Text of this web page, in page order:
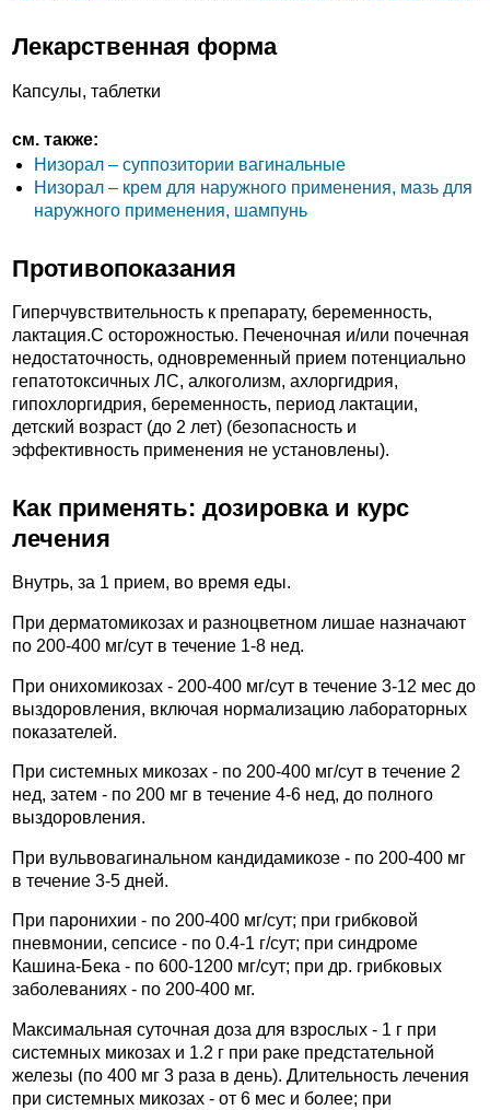
Лекарственная форма
Капсулы, таблетки
см. также:
Низорал – суппозитории вагинальные
Низорал – крем для наружного применения, мазь для
наружного применения, шампунь
Противопоказания
Гиперчувствительность к препарату, беременность,
лактация.C осторожностью. Печеночная и/или почечная
недостаточность, одновременный прием потенциально
гепатотоксичных ЛС, алкоголизм, ахлоргидрия,
гипохлоргидрия, беременность, период лактации,
детский возраст (до 2 лет) (безопасность и
эффективность применения не установлены).
Как применять: дозировка и курс
лечения
Внутрь, за 1 прием, во время еды.
При дерматомикозах и разноцветном лишае назначают
по 200-400 мг/сут в течение 1-8 нед.
При онихомикозах - 200-400 мг/сут в течение 3-12 мес до
выздоровления, включая нормализацию лабораторных
показателей.
При системных микозах - по 200-400 мг/сут в течение 2
нед, затем - по 200 мг в течение 4-6 нед, до полного
выздоровления.
При вульвовагинальном кандидамикозе - по 200-400 мг
в течение 3-5 дней.
При паронихии - по 200-400 мг/сут; при грибковой
пневмонии, сепсисе - по 0.4-1 г/сут; при синдроме
Кашина-Бека - по 600-1200 мг/сут; при др. грибковых
заболеваниях - по 200-400 мг.
Максимальная суточная доза для взрослых - 1 г при
системных микозах и 1.2 г при раке предстательной
железы (по 400 мг 3 раза в день). Длительность лечения
при системных микозах - от 6 мес и более; при